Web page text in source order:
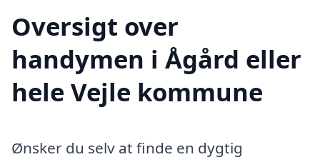
Oversigt over
handymen i Ågård eller
hele Vejle kommune
Ønsker du selv at finde en dygtig